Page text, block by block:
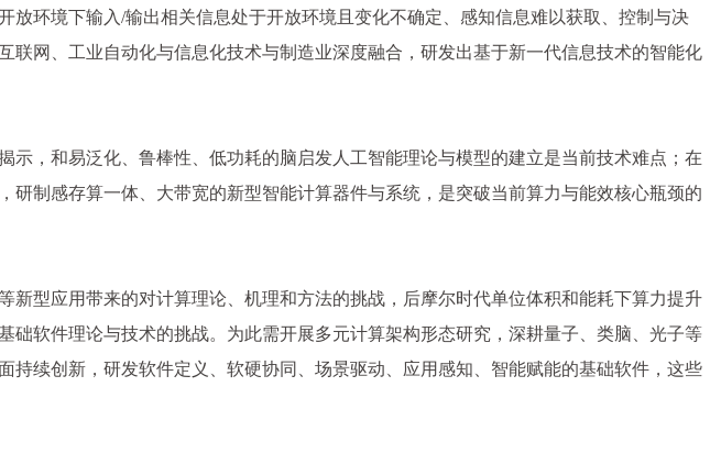
环境下输入/输出相关信息处于开放环境且变化不确定、感知信息难以获取、控制与决
网、工业自动化与信息化技术与制造业深度融合，研发出基于新一代信息技术的智能化
，和易泛化、鲁棒性、低功耗的脑启发人工智能理论与模型的建立是当前技术难点；在
制感存算一体、大带宽的新型智能计算器件与系统，是突破当前算力与能效核心瓶颈的
型应用带来的对计算理论、机理和方法的挑战，后摩尔时代单位体积和能耗下算力提升
软件理论与技术的挑战。为此需开展多元计算架构形态研究，深耕量子、类脑、光子等
续创新，研发软件定义、软硬协同、场景驱动、应用感知、智能赋能的基础软件，这些